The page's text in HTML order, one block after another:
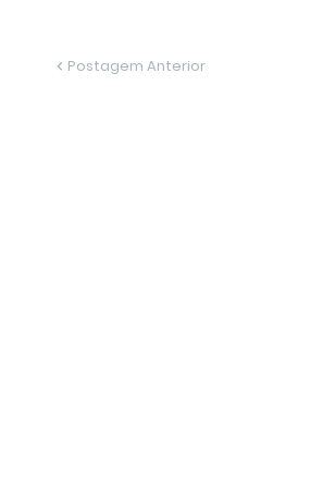
Postagem Anterior